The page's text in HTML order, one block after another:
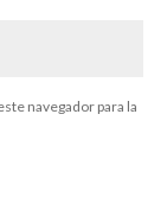
navegador para la